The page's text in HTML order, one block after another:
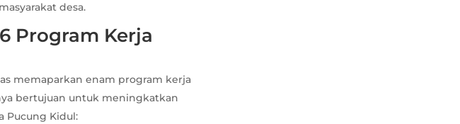
desa.
Program Kerja
memaparkan enam program kerja
bertujuan untuk meningkatkan
Pucung Kidul: